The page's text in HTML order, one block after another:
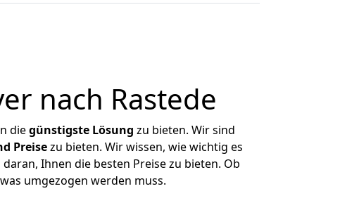
nach Rastede
diegünstigste Lösung zu bieten. Wir sind
Preisezu bieten. Wir wissen, wie wichtig es
Ihnen die besten Preise zu bieten. Ob
umgezogen werden muss.